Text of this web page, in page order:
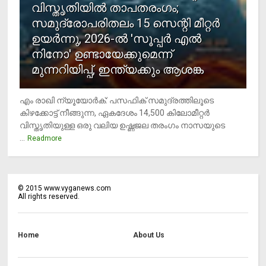
വിസ്തൃതിയില്‍ താപതരംഗം;
സമുദ്രോപരിതലം 15 സെന്റി മീറ്റര്‍
ഉയര്‍ന്നു, 2026-ല്‍ 'സൂപ്പര്‍ എല്‍
നിനോ' ഉണ്ടായേക്കുമെന്ന്
മുന്നറിയിപ്പ്, ഇന്ത്യക്കും ആശങ്ക
എം രാഖി ന്യൂയോര്‍ക്: പസഫിക് സമുദ്രത്തിലൂടെ
കിഴക്കോട്ട് നീങ്ങുന്ന, ഏകദേശം 14,500 കിലോമീറ്റര്‍
വിസ്തൃതിയുള്ള ഒരു വലിയ ഉഷ്ണജല തരംഗം നാസയുടെ
... Readmore
©2015 www.vyganews.com
All rights reserved.
Home About Us